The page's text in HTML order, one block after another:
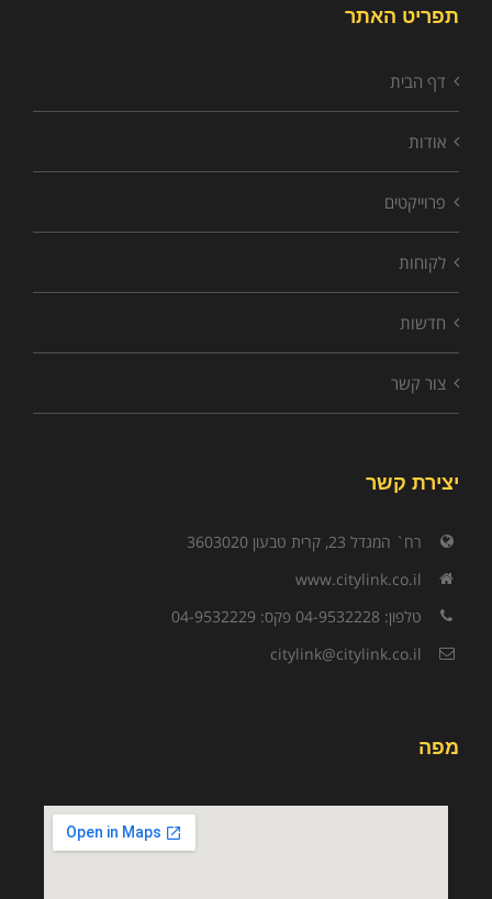
תפריט האתר
דף הבית
אודות
פרוייקטים
לקוחות
חדשות
צור קשר
יצירת קשר
רח` המגדל 23, קרית טבעון 3603020
www.citylink.co.il
טלפון: 04-9532228 פקס: 04-9532229
citylink@citylink.co.il
מפה